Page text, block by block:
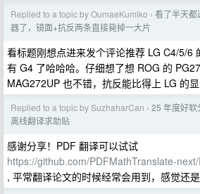
Replied to a topic by OumaeKumiko › 看了半天都
器了，镜面+抗反两条直接毙掉一大片
看标题刚想点进来发个评论推荐 LG C4/5/6
有 G4 了哈哈哈。仔细想了想 ROG 的
MAG272UP 也不错，抗反能比得上 LG 的
Replied to a topic by SuzhaharCan › 25 年度好软
离线翻译求助贴
感谢分享！PDF 翻译可以试试
https://github.com/PDFMathTranslate-
, 平常翻译论文的时候经常会用到，感觉还